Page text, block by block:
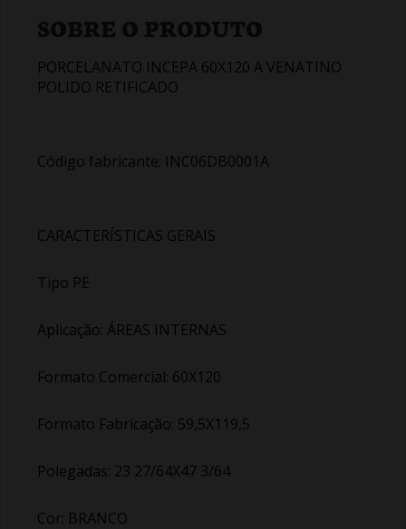
SOBRE O PRODUTO
PORCELANATO INCEPA 60X120 A VENATINO
POLIDO RETIFICADO
Código fabricante: INC06DB0001A
CARACTERÍSTICAS GERAIS
Tipo PE
Aplicação: ÁREAS INTERNAS
Formato Comercial: 60X120
Formato Fabricação: 59,5X119,5
Polegadas: 23 27/64X47 3/64
Cor: BRANCO